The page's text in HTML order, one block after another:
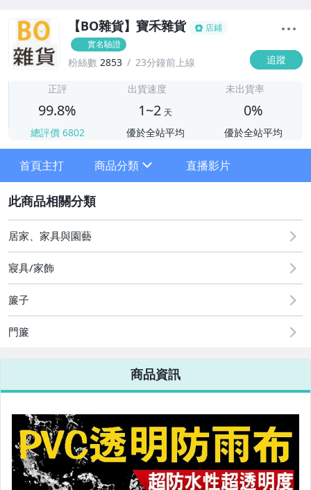
【BO雜貨】寶禾雜貨
店鋪
實名驗證
粉絲數 2853 23分鐘前上線 追蹤
正評
99.8%
總評價 6802
出貨速度
1~2 天
優於全站平均
未出貨率
0%
優於全站平均
首頁主打 商品分類
►夏日清涼防曬特輯
►戶外、運動、瑜珈墊
►生活雜貨
►居家收納
►衛浴用品
直播影片
居家、家具與園藝
寢具/家飾
簾子
門簾
商品資訊